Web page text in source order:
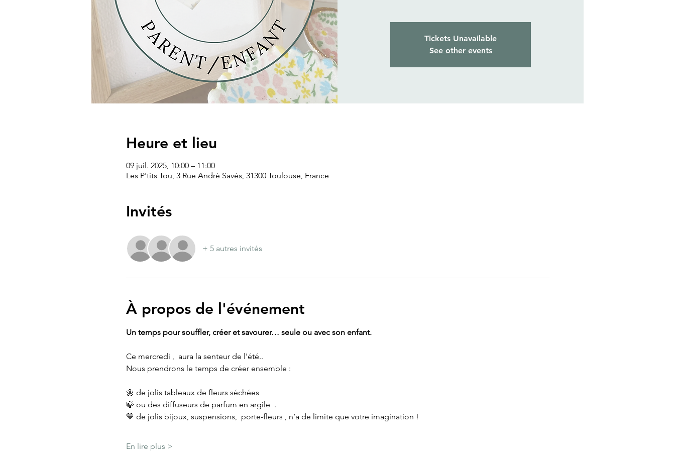
Tickets Unavailable
See other events
Heure et lieu
09 juil. 2025, 10:00 – 11:00
Les P'tits Tou, 3 Rue André Savès, 31300 Toulouse, France
Invités
+ 5 autres invités
À propos de l'événement
Un temps pour souffler, créer et savourer… seule ou avec son enfant.
Ce mercredi ,  aura la senteur de l'été..
Nous prendrons le temps de créer ensemble :
🌼 de jolis tableaux de fleurs séchées
🍃 ou des diffuseurs de parfum en argile  .
💛 de jolis bijoux, suspensions,  porte-fleurs , n’a de limite que votre imagination !
En lire plus >